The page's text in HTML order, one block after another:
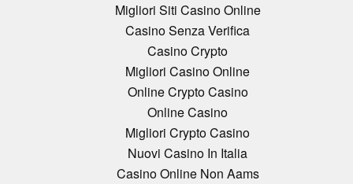
Migliori Siti Casino Online
Casino Senza Verifica
Casino Crypto
Migliori Casino Online
Online Crypto Casino
Online Casino
Migliori Crypto Casino
Nuovi Casino In Italia
Casino Online Non Aams